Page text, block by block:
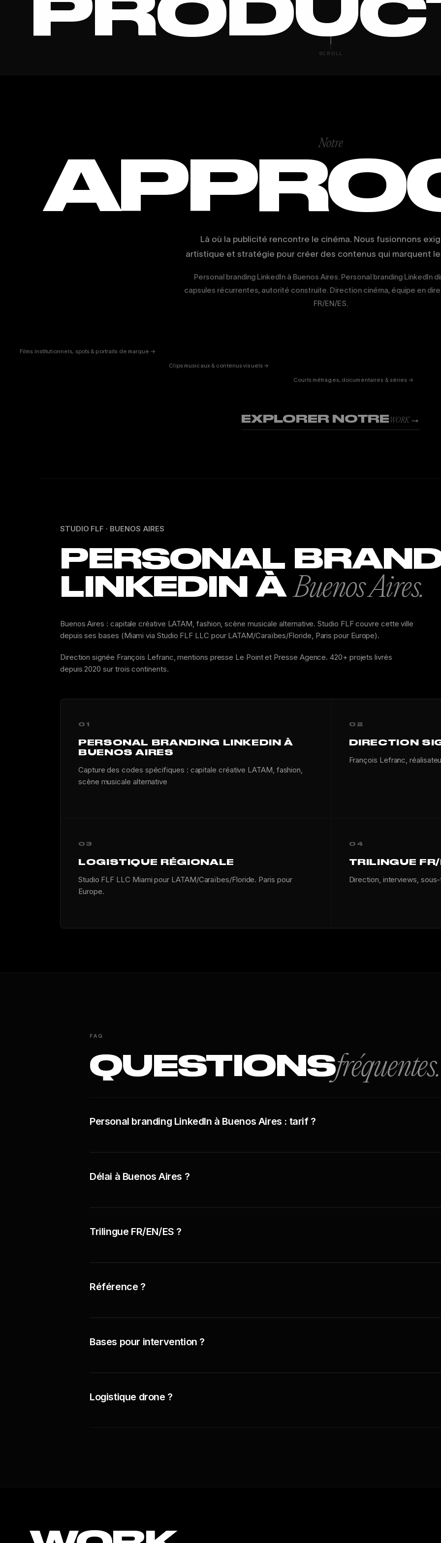
PERSONAL
SCROLL
Notre
Là où la publicité rencontre le cinéma. Nous fusionnons
artistique et stratégie pour créer des contenus qui marquent
Personal branding LinkedIn à Buenos Aires. Personal branding LinkedIn
capsules récurrentes, autorité construite. Direction cinéma, équipe en
FR/EN/ES.
Films institutionnels, spots & portraits de marque →
Clips musicaux & contenus visuels →
Courts métrages, documentaires & séries →
EXPLORER NOTRE WORK→
STUDIO FLF · BUENOS AIRES
PERSONAL
LINKEDIN ÀBuenos Aires.
Buenos Aires : capitale créative LATAM, fashion, scène musicale alternative. Studio FLF couvre cette ville
depuis ses bases (Miami via Studio FLF LLC pour LATAM/Caraïbes/Floride, Paris pour Europe).
Direction signée François Lefranc, mentions presse Le Point et Presse Agence. 420+ projets livrés
depuis 2020 sur trois continents.
01
PERSONAL BRANDING LINKEDIN À
BUENOS AIRES
Capture des codes spécifiques : capitale créative LATAM, fashion,
scène musicale alternative
02
DIRECTION
François Lefranc,
03
LOGISTIQUE RÉGIONALE
Studio FLF LLC Miami pour LATAM/Caraïbes/Floride. Paris pour
Europe.
04
TRILINGUE
Direction, interviews,
FAQ
QUESTIONSfréquentes.
Personal branding LinkedIn à Buenos Aires : tarif ?
Délai à Buenos Aires ?
Trilingue FR/EN/ES ?
Référence ?
Bases pour intervention ?
Logistique drone ?